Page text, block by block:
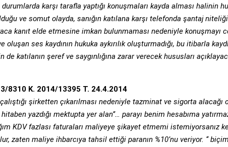
karşı tarafla yaptığı konuşmaları kayda alması halinin
ve somut olayda, sanığın katılana karşı telefonda şantaj
kanıt elde etmesine imkan bulunmaması nedeniyle konuşmayı
oluşan ses kaydının hukuka aykırılık oluşturmadığı, bu itibarla
katılanın şeref ve saygınlığına zarar verecek hususları
8310 K. 2014/13395 T. 24.4.2014
çalıştığı şirketten çıkarılması nedeniyle tazminat ve sigorta alacağı
yazdığı mektupta yer alan’’… parayı benim hesabıma
KDV fazlası faturaları maliyeye şikayet etmemi istemiyorsanız
zaten maliye ihbarcıya tahsil ettiği paranın %10’nu veriyor. ‘‘